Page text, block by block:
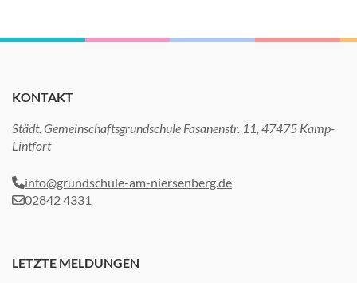
KONTAKT
Städt. Gemeinschaftsgrundschule Fasanenstr. 11, 47475 Kamp-
Lintfort
info@grundschule-am-niersenberg.de
02842 4331
LETZTE MELDUNGEN